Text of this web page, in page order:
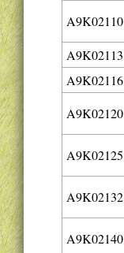
A9K02110
A9K02113
A9K02116
A9K02120
A9K02125
A9K02132
A9K02140